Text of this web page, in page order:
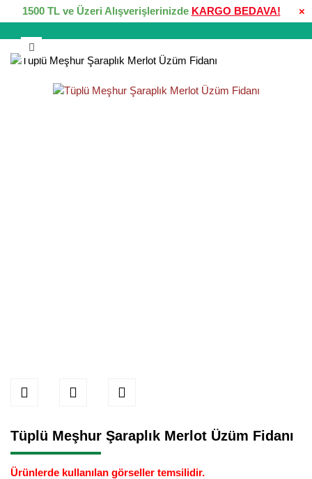
×
1500 TL ve Üzeri Alışverişlerinizde KARGO BEDAVA!
Tüplü Meşhur Şaraplık Merlot Üzüm Fidanı
Ürünlerde kullanılan görseller temsilidir.